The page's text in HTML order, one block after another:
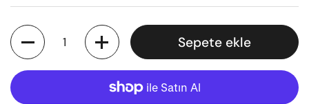
Miktar
Sepete ekle